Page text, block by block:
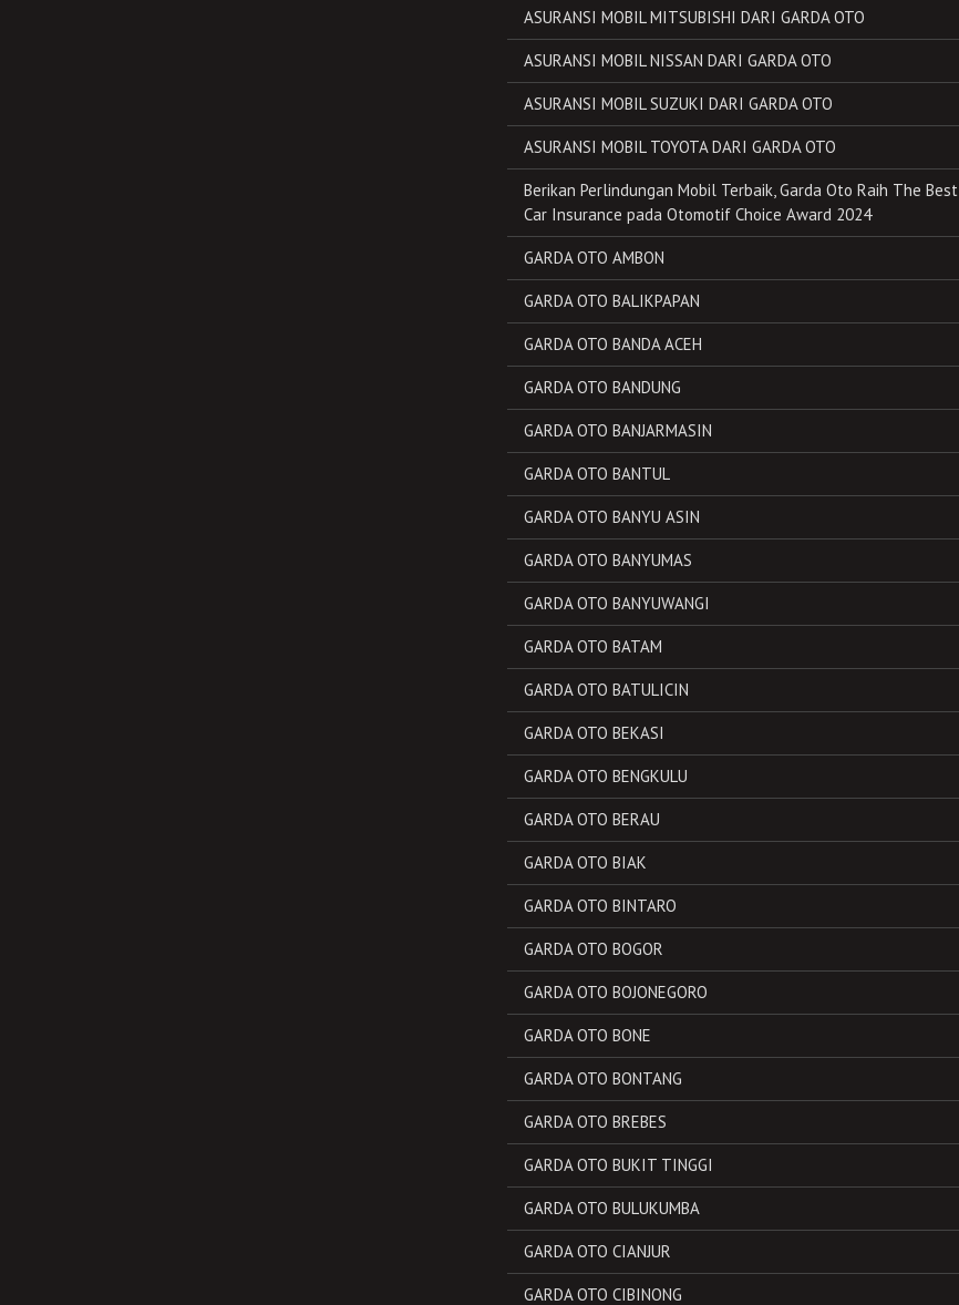
ASURANSI MOBIL MITSUBISHI DARI GARDA OTO
ASURANSI MOBIL NISSAN DARI GARDA OTO
ASURANSI MOBIL SUZUKI DARI GARDA OTO
ASURANSI MOBIL TOYOTA DARI GARDA OTO
Berikan Perlindungan Mobil Terbaik, Garda Oto Raih The Best
Car Insurance pada Otomotif Choice Award 2024
GARDA OTO AMBON
GARDA OTO BALIKPAPAN
GARDA OTO BANDA ACEH
GARDA OTO BANDUNG
GARDA OTO BANJARMASIN
GARDA OTO BANTUL
GARDA OTO BANYU ASIN
GARDA OTO BANYUMAS
GARDA OTO BANYUWANGI
GARDA OTO BATAM
GARDA OTO BATULICIN
GARDA OTO BEKASI
GARDA OTO BENGKULU
GARDA OTO BERAU
GARDA OTO BIAK
GARDA OTO BINTARO
GARDA OTO BOGOR
GARDA OTO BOJONEGORO
GARDA OTO BONE
GARDA OTO BONTANG
GARDA OTO BREBES
GARDA OTO BUKIT TINGGI
GARDA OTO BULUKUMBA
GARDA OTO CIANJUR
GARDA OTO CIBINONG